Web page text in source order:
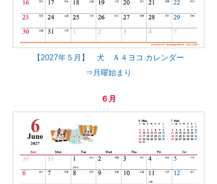
【2027年５月】 犬 Ａ４ヨコ カレンダー
⇒月曜始まり
６月